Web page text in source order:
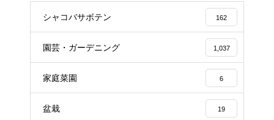
シャコバサボテン 162
園芸・ガーデニング 1,037
家庭菜園 6
盆栽 19